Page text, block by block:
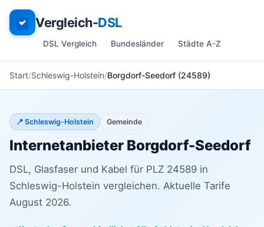
Vergleich-DSL
DSL Vergleich Bundesländer Städte A-Z
Start Schleswig-Holstein Borgdorf-Seedorf (24589)
📍 Schleswig-Holstein Gemeinde
Internetanbieter Borgdorf-Seedorf
DSL, Glasfaser und Kabel für PLZ 24589 in
Schleswig-Holstein vergleichen. Aktuelle Tarife
August 2026.